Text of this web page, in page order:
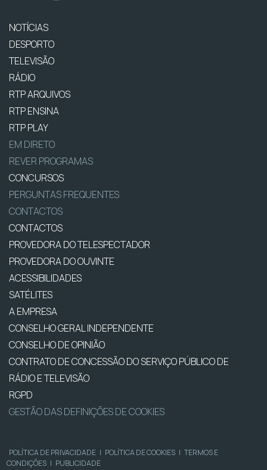
NOTÍCIAS
DESPORTO
TELEVISÃO
RÁDIO
RTP ARQUIVOS
RTP ENSINA
RTP PLAY
EM DIRETO
REVER PROGRAMAS
CONCURSOS
PERGUNTAS FREQUENTES
CONTACTOS
CONTACTOS
PROVEDORA DO TELESPECTADOR
PROVEDORA DO OUVINTE
ACESSIBILIDADES
SATÉLITES
A EMPRESA
CONSELHO GERAL INDEPENDENTE
CONSELHO DE OPINIÃO
CONTRATO DE CONCESSÃO DO SERVIÇO PÚBLICO DE
RÁDIO E TELEVISÃO
RGPD
GESTÃO DAS DEFINIÇÕES DE COOKIES
POLÍTICA DE PRIVACIDADE | POLÍTICA DE COOKIES | TERMOS E
CONDIÇÕES | PUBLICIDADE